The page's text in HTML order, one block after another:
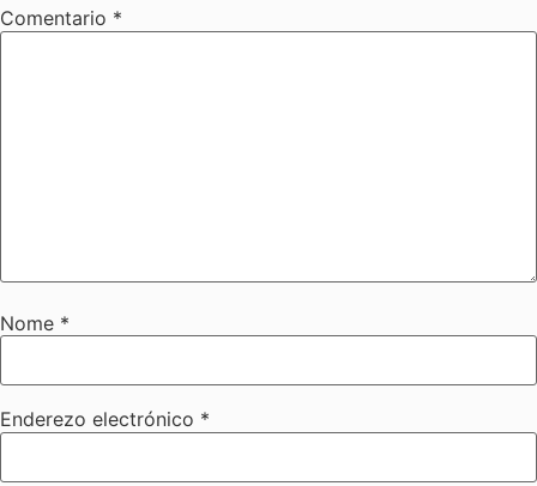
Comentario *
Nome *
Enderezo electrónico *